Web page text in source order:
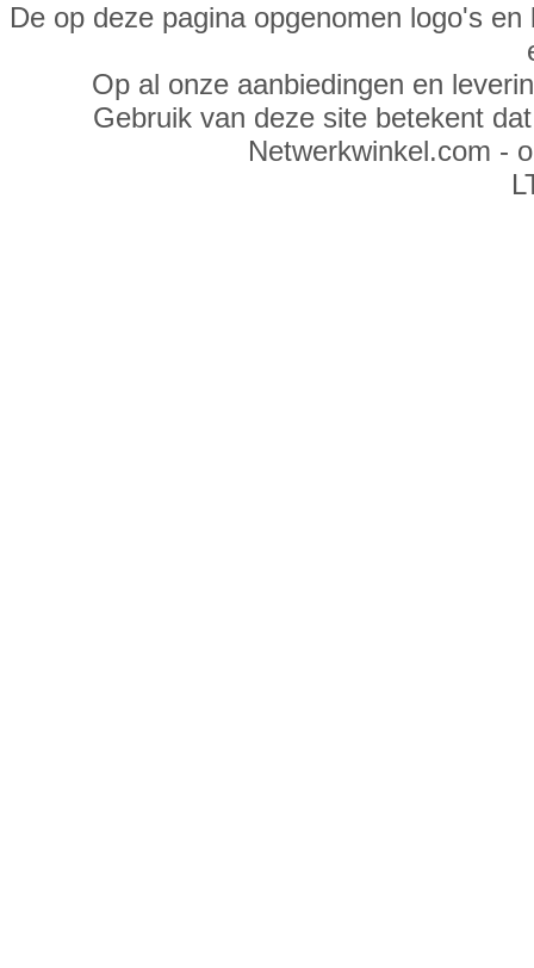
De op deze pagina opgenomen logo's
Op al onze aanbiedingen en
Gebruik van deze site betekent
Netwerkwinkel.com -